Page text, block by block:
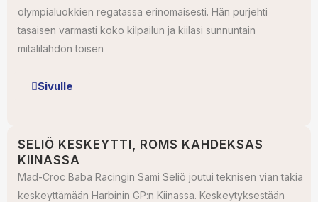
olympialuokkien regatassa erinomaisesti. Hän purjehti
tasaisen varmasti koko kilpailun ja kiilasi sunnuntain
mitalilähdön toisen
Sivulle
SELIÖ KESKEYTTI, ROMS KAHDEKSAS
KIINASSA
Mad-Croc Baba Racingin Sami Seliö joutui teknisen vian takia
keskeyttämään Harbinin GP:n Kiinassa. Keskeytyksestään